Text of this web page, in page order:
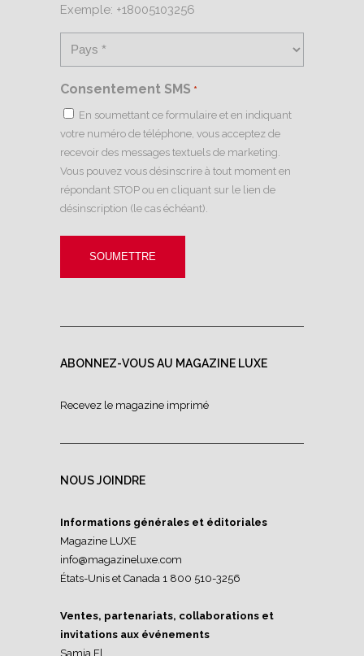
Exemple: +18005103256
Consentement SMS *
En soumettant ce formulaire et en indiquant
votre numéro de téléphone, vous acceptez de
recevoir des messages textuels de marketing.
Vous pouvez vous désinscrire à tout moment en
répondant STOP ou en cliquant sur le lien de
désinscription (le cas échéant).
ABONNEZ-VOUS AU MAGAZINE LUXE
Recevez le magazine imprimé
NOUS JOINDRE
Informations générales et éditoriales
Magazine LUXE
info@magazineluxe.com
États-Unis et Canada 1 800 510-3256
Ventes, partenariats, collaborations et
invitations aux événements
Samia El